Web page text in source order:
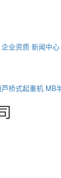
企业资质 新闻中心
桥式起重机 MB